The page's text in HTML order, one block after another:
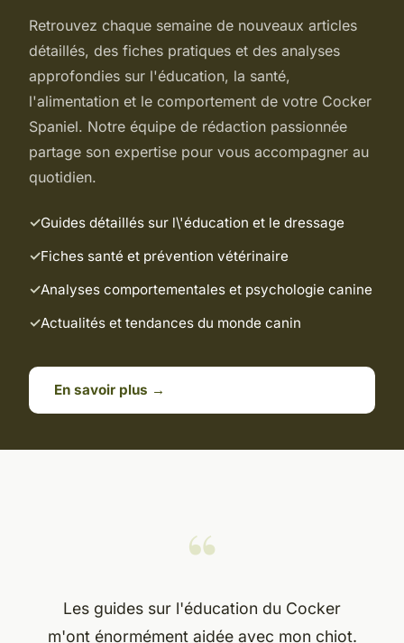
Retrouvez chaque semaine de nouveaux articles
détaillés, des fiches pratiques et des analyses
approfondies sur l'éducation, la santé,
l'alimentation et le comportement de votre Cocker
Spaniel. Notre équipe de rédaction passionnée
partage son expertise pour vous accompagner au
quotidien.
Guides détaillés sur l\'éducation et le dressage
Fiches santé et prévention vétérinaire
Analyses comportementales et psychologie canine
Actualités et tendances du monde canin
En savoir plus →
“
Les guides sur l'éducation du Cocker
m'ont énormément aidée avec mon chiot.